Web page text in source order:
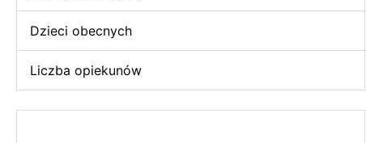
Dzieci obecnych
Liczba opiekunów